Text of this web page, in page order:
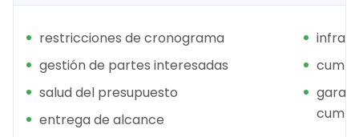
restricciones de cronograma
gestión de partes interesadas
salud del presupuesto
entrega de alcance